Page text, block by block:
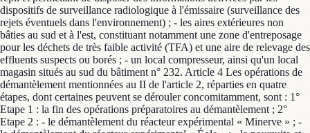
dispositifs de surveillance radiologique à l'émissaire (surveillance des
rejets éventuels dans l'environnement) ; - les aires extérieures non
bâties au sud et à l'est, constituant notamment une zone d'entreposage
pour les déchets de très faible activité (TFA) et une aire de relevage des
effluents suspects ou borés ; - un local compresseur, ainsi qu'un local
magasin situés au sud du bâtiment n° 232. Article 4 Les opérations de
démantèlement mentionnées au II de l'article 2, réparties en quatre
étapes, dont certaines peuvent se dérouler concomitamment, sont : 1°
Etape 1 : la fin des opérations préparatoires au démantèlement ; 2°
Etape 2 : - le démantèlement du réacteur expérimental « Minerve » ; -